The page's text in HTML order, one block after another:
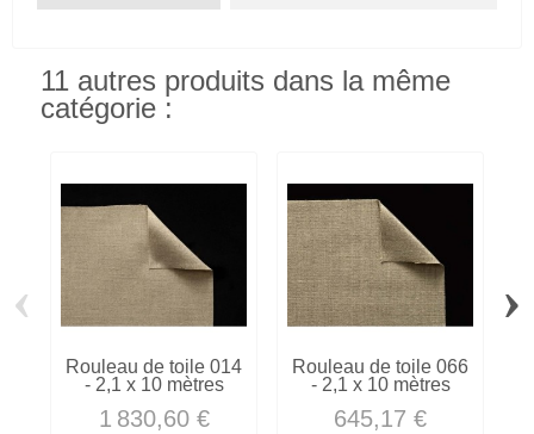
11 autres produits dans la même
catégorie :
Rouleau de toile 014
- 2,1 x 10 mètres
1 830,60 €
Rouleau de toile 066
- 2,1 x 10 mètres
645,17 €
‹ ›